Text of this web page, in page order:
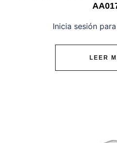
Inicia sesión
LEER